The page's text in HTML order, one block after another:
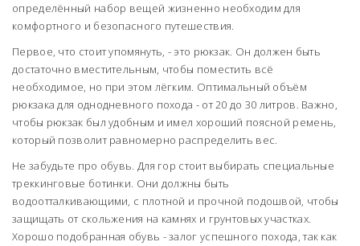
определённый набор вещей жизненно необходим для
комфортного и безопасного путешествия.
Первое, что стоит упомянуть, - это рюкзак. Он должен быть
достаточно вместительным, чтобы поместить всё
необходимое, но при этом лёгким. Оптимальный объём
рюкзака для однодневного похода - от 20 до 30 литров. Важно,
чтобы рюкзак был удобным и имел хороший поясной ремень,
который позволит равномерно распределить вес.
Не забудьте про обувь. Для гор стоит выбирать специальные
треккинговые ботинки. Они должны быть
водоотталкивающими, с плотной и прочной подошвой, чтобы
защищать от скольжения на камнях и грунтовых участках.
Хорошо подобранная обувь - залог успешного похода, так как